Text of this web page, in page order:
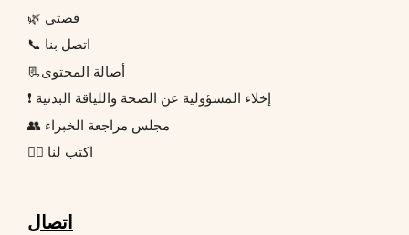
🌿 قصتي
📞 اتصل بنا
📃أصالة المحتوى
❗ إخلاء المسؤولية عن الصحة واللياقة البدنية
👥 مجلس مراجعة الخبراء
✍🏻 اكتب لنا
اتصال